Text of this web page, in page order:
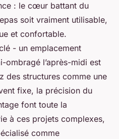
: le cœur battant du
soit vraiment utilisable,
et confortable.
- un emplacement
ombragé l’après-midi est
des structures comme une
fixe, la précision du
font toute la
à ces projets complexes,
comme